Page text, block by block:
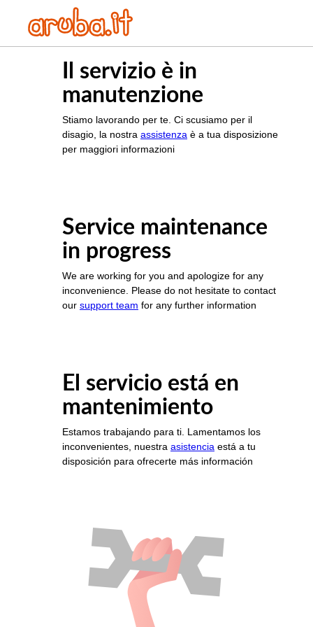
Il servizio è in
manutenzione
Stiamo lavorando per te. Ci scusiamo per il
disagio, la nostra assistenza è a tua disposizione
per maggiori informazioni
Service maintenance
in progress
We are working for you and apologize for any
inconvenience. Please do not hesitate to contact
our support team for any further information
El servicio está en
mantenimiento
Estamos trabajando para ti. Lamentamos los
inconvenientes, nuestra asistencia está a tu
disposición para ofrecerte más información